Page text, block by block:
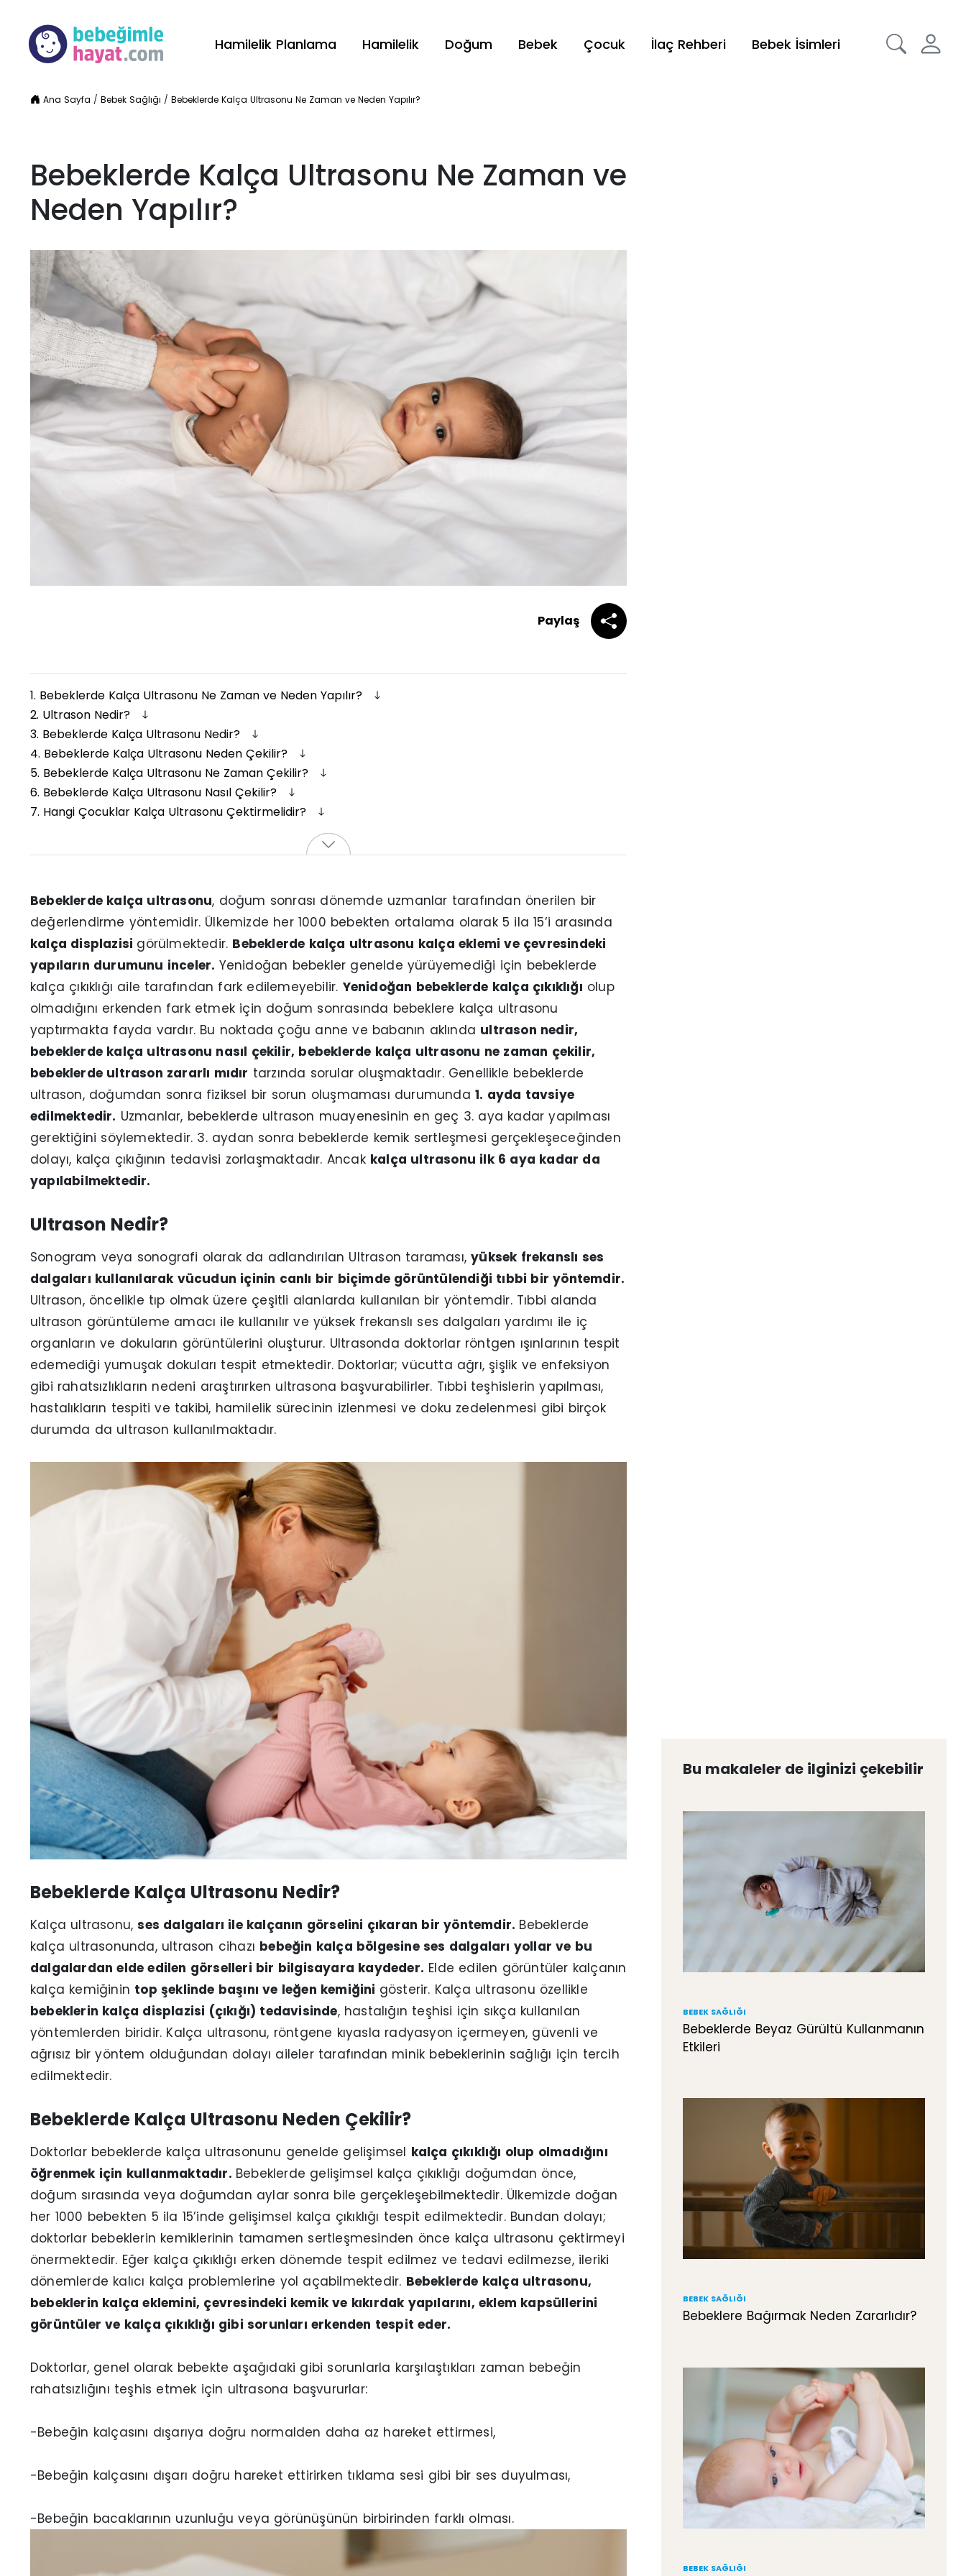
Hamilelik Planlama Hamilelik Doğum Bebek Çocuk İlaç Rehberi Bebek İsimleri
Ana Sayfa /Bebek Sağlığı /Bebeklerde Kalça Ultrasonu Ne Zaman ve Neden Yapılır?
Bebeklerde Kalça Ultrasonu Ne Zaman ve
Neden Yapılır?
Paylaş
1. Bebeklerde Kalça Ultrasonu Ne Zaman ve Neden Yapılır?
2. Ultrason Nedir?
3. Bebeklerde Kalça Ultrasonu Nedir?
4. Bebeklerde Kalça Ultrasonu Neden Çekilir?
5. Bebeklerde Kalça Ultrasonu Ne Zaman Çekilir?
6. Bebeklerde Kalça Ultrasonu Nasıl Çekilir?
7. Hangi Çocuklar Kalça Ultrasonu Çektirmelidir?
Bebeklerde kalça ultrasonu, doğum sonrası dönemde uzmanlar tarafından önerilen bir
değerlendirme yöntemidir. Ülkemizde her 1000 bebekten ortalama olarak 5 ila 15’i arasında
kalça displazisi görülmektedir. Bebeklerde kalça ultrasonu kalça eklemi ve çevresindeki
yapıların durumunu inceler. Yenidoğan bebekler genelde yürüyemediği için bebeklerde
kalça çıkıklığı aile tarafından fark edilemeyebilir. Yenidoğan bebeklerde kalça çıkıklığı olup
olmadığını erkenden fark etmek için doğum sonrasında bebeklere kalça ultrasonu
yaptırmakta fayda vardır. Bu noktada çoğu anne ve babanın aklında ultrason nedir,
bebeklerde kalça ultrasonu nasıl çekilir, bebeklerde kalça ultrasonu ne zaman çekilir,
bebeklerde ultrason zararlı mıdır tarzında sorular oluşmaktadır. Genellikle bebeklerde
ultrason, doğumdan sonra fiziksel bir sorun oluşmaması durumunda1. ayda tavsiye
edilmektedir. Uzmanlar, bebeklerde ultrason muayenesinin en geç 3. aya kadar yapılması
gerektiğini söylemektedir. 3. aydan sonra bebeklerde kemik sertleşmesi gerçekleşeceğinden
dolayı, kalça çıkığının tedavisi zorlaşmaktadır. Ancak kalça ultrasonu ilk 6 aya kadar da
yapılabilmektedir.
Ultrason Nedir?
Sonogram veya sonografi olarak da adlandırılan Ultrason taraması,yüksek frekanslı ses
dalgaları kullanılarak vücudun içinin canlı bir biçimde görüntülendiği tıbbi bir yöntemdir.
Ultrason, öncelikle tıp olmak üzere çeşitli alanlarda kullanılan bir yöntemdir. Tıbbi alanda
ultrason görüntüleme amacı ile kullanılır ve yüksek frekanslı ses dalgaları yardımı ile iç
organların ve dokuların görüntülerini oluşturur. Ultrasonda doktorlar röntgen ışınlarının tespit
edemediği yumuşak dokuları tespit etmektedir. Doktorlar; vücutta ağrı, şişlik ve enfeksiyon
gibi rahatsızlıkların nedeni araştırırken ultrasona başvurabilirler. Tıbbi teşhislerin yapılması,
hastalıkların tespiti ve takibi, hamilelik sürecinin izlenmesi ve doku zedelenmesi gibi birçok
durumda da ultrason kullanılmaktadır.
Bebeklerde Kalça Ultrasonu Nedir?
Kalça ultrasonu,ses dalgaları ile kalçanın görselini çıkaran bir yöntemdir. Bebeklerde
kalça ultrasonunda, ultrason cihazı bebeğin kalça bölgesine ses dalgaları yollar ve bu
dalgalardan elde edilen görselleri bir bilgisayara kaydeder. Elde edilen görüntüler kalçanın
kalça kemiğinin top şeklinde başını ve leğen kemiğini gösterir. Kalça ultrasonu özellikle
bebeklerin kalça displazisi (çıkığı) tedavisinde, hastalığın teşhisi için sıkça kullanılan
yöntemlerden biridir. Kalça ultrasonu, röntgene kıyasla radyasyon içermeyen, güvenli ve
ağrısız bir yöntem olduğundan dolayı aileler tarafından minik bebeklerinin sağlığı için tercih
edilmektedir.
Bebeklerde Kalça Ultrasonu Neden Çekilir?
Doktorlar bebeklerde kalça ultrasonunu genelde gelişimsel kalça çıkıklığı olup olmadığını
öğrenmek için kullanmaktadır. Bebeklerde gelişimsel kalça çıkıklığı doğumdan önce,
doğum sırasında veya doğumdan aylar sonra bile gerçekleşebilmektedir. Ülkemizde doğan
her 1000 bebekten 5 ila 15’inde gelişimsel kalça çıkıklığı tespit edilmektedir. Bundan dolayı;
doktorlar bebeklerin kemiklerinin tamamen sertleşmesinden önce kalça ultrasonu çektirmeyi
önermektedir. Eğer kalça çıkıklığı erken dönemde tespit edilmez ve tedavi edilmezse, ileriki
dönemlerde kalıcı kalça problemlerine yol açabilmektedir. Bebeklerde kalça ultrasonu,
bebeklerin kalça eklemini, çevresindeki kemik ve kıkırdak yapılarını, eklem kapsüllerini
görüntüler ve kalça çıkıklığı gibi sorunları erkenden tespit eder.
Doktorlar, genel olarak bebekte aşağıdaki gibi sorunlarla karşılaştıkları zaman bebeğin
rahatsızlığını teşhis etmek için ultrasona başvururlar:
-Bebeğin kalçasını dışarıya doğru normalden daha az hareket ettirmesi,
-Bebeğin kalçasını dışarı doğru hareket ettirirken tıklama sesi gibi bir ses duyulması,
-Bebeğin bacaklarının uzunluğu veya görünüşünün birbirinden farklı olması.
Bu makaleler de ilginizi çekebilir
BEBEK SAĞLIĞI
Bebeklerde Beyaz Gürültü Kullanmanın
Etkileri
BEBEK SAĞLIĞI
Bebeklere Bağırmak Neden Zararlıdır?
BEBEK SAĞLIĞI